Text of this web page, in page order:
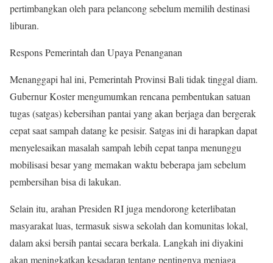
pertimbangkan oleh para pelancong sebelum memilih destinasi
liburan.
Respons Pemerintah dan Upaya Penanganan
Menanggapi hal ini, Pemerintah Provinsi Bali tidak tinggal diam.
Gubernur Koster mengumumkan rencana pembentukan satuan
tugas (satgas) kebersihan pantai yang akan berjaga dan bergerak
cepat saat sampah datang ke pesisir. Satgas ini di harapkan dapat
menyelesaikan masalah sampah lebih cepat tanpa menunggu
mobilisasi besar yang memakan waktu beberapa jam sebelum
pembersihan bisa di lakukan.
Selain itu, arahan Presiden RI juga mendorong keterlibatan
masyarakat luas, termasuk siswa sekolah dan komunitas lokal,
dalam aksi bersih pantai secara berkala. Langkah ini diyakini
akan meningkatkan kesadaran tentang pentingnya menjaga